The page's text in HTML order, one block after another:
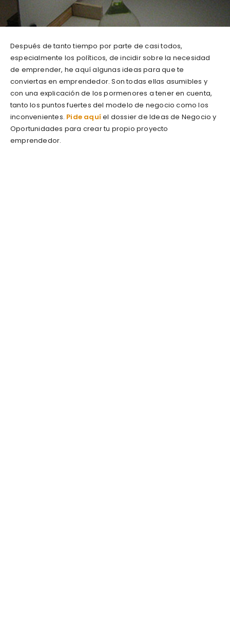
Después de tanto tiempo por parte de casi todos,
especialmente los políticos, de incidir sobre la necesidad
de emprender, he aquí algunas ideas para que te
conviertas en emprendedor. Son todas ellas asumibles y
con una explicación de los pormenores a tener en cuenta,
tanto los puntos fuertes del modelo de negocio como los
inconvenientes. Pide aquíel dossier de Ideas de Negocio y
Oportunidades para crear tu propio proyecto
emprendedor.